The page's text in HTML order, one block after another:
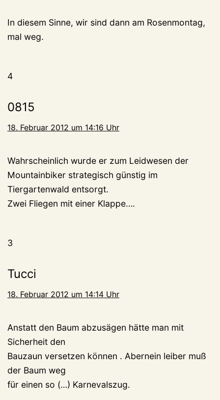
In diesem Sinne, wir sind dann am Rosenmontag,
mal weg.
4
0815
18. Februar 2012 um 14:16 Uhr
Wahrscheinlich wurde er zum Leidwesen der
Mountainbiker strategisch günstig im
Tiergartenwald entsorgt.
Zwei Fliegen mit einer Klappe….
3
Tucci
18. Februar 2012 um 14:14 Uhr
Anstatt den Baum abzusägen hätte man mit
Sicherheit den
Bauzaun versetzen können . Abernein leiber muß
der Baum weg
für einen so (…) Karnevalszug.